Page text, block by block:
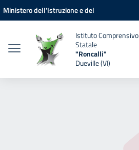
Vai ai contenuti
Vai al menu di navigazione
Vai al footer
Ministero dell'Istruzione e del
Istituto Comprensivo
Statale
"Roncalli"
Dueville (VI)